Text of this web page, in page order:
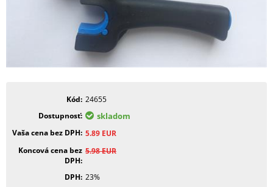
Kód 24655
Dostupnosť
skladom
Vaša cena bez DPH 5.89 EUR
Koncová cena bez
DPH
5.98EUR
DPH 23%